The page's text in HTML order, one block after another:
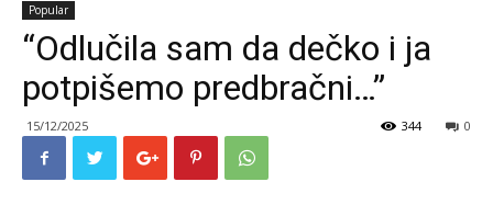
Popular
“Odlučila sam da dečko i ja
potpišemo predbračni…”
15/12/2025 0
344